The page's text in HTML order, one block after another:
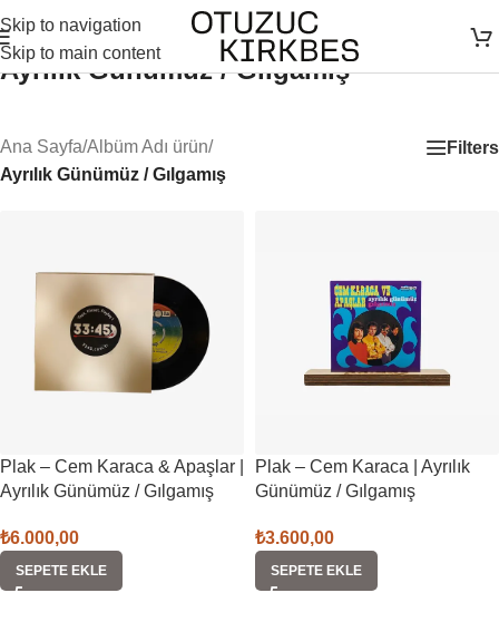
Skip to navigation
Skip to main content
Ayrılık Günümüz / Gılgamış
Ana Sayfa/Albüm Adı ürün/
Ayrılık Günümüz / Gılgamış
Filters
Plak – Cem Karaca & Apaşlar |
Ayrılık Günümüz / Gılgamış
₺6.000,00
SEPETE EKLE
Plak – Cem Karaca | Ayrılık
Günümüz / Gılgamış
₺3.600,00
SEPETE EKLE